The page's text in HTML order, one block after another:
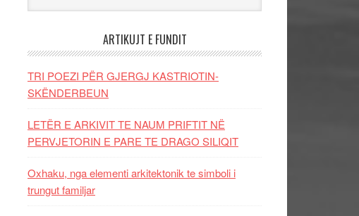
ARTIKUJT E FUNDIT
TRI POEZI PËR GJERGJ KASTRIOTIN-
SKËNDERBEUN
LETËR E ARKIVIT TE NAUM PRIFTIT NË
PERVJETORIN E PARE TE DRAGO SILIQIT
Oxhaku, nga elementi arkitektonik te simboli i
trungut familjar